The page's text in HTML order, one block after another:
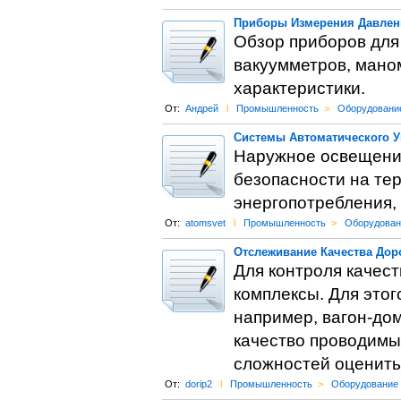
Приборы Измерения
Обзор приборов
вакуумметров,
характеристики.
От: Андрей l Промышленность >
Системы Автоматического
Наружное
безопасности на
От: atomsvet l Промышленность >
Отслеживание Качества
Для контроля
комплексы. Для
например, вагон-
качество
сложностей
От: dorip2 l Промышленность > Оборудование